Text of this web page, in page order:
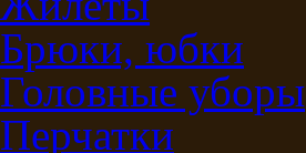
Брюки, юбки
Головные уборы
Перчатки